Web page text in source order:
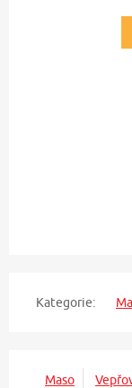
Kategorie:
Maso